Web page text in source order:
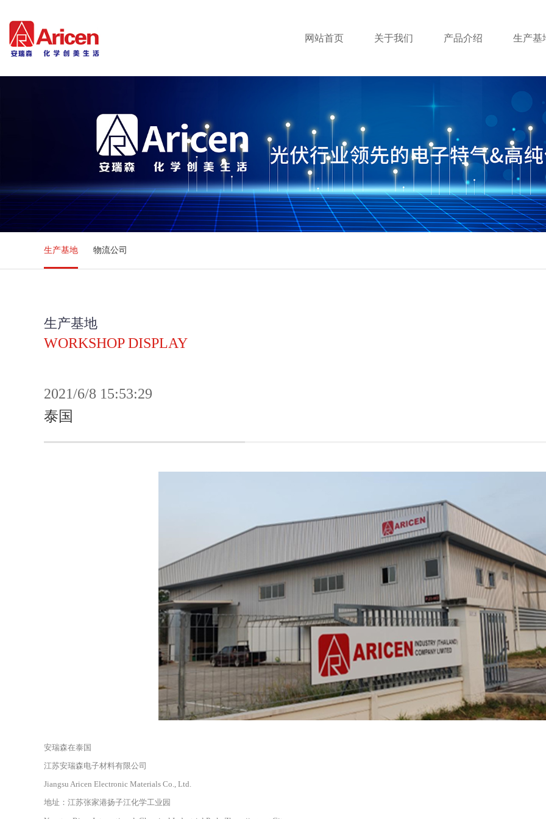
网站首页 关于我们 产品介绍 生产基
生产基地 物流公司
生产基地
WORKSHOP DISPLAY
2021/6/8 15:53:29
泰国
安瑞森在泰国
江苏安瑞森电子材料有限公司
Jiangsu Aricen Electronic Materials Co., Ltd.
地址：江苏张家港扬子江化学工业园